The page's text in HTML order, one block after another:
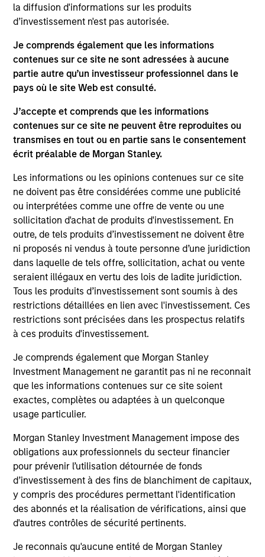
la diffusion d'informations sur les produits
d’investissement n'est pas autorisée.
Je comprends également que les informations
contenues sur ce site ne sont adressées à aucune
partie autre qu’un investisseur professionnel dans le
pays où le site Web est consulté.
J’accepte et comprends que les informations
contenues sur ce site ne peuvent être reproduites ou
transmises en tout ou en partie sans le consentement
écrit préalable de Morgan Stanley.
Les informations ou les opinions contenues sur ce site
ne doivent pas être considérées comme une publicité
ou interprétées comme une offre de vente ou une
sollicitation d'achat de produits d'investissement. En
outre, de tels produits d’investissement ne doivent être
ni proposés ni vendus à toute personne d’une juridiction
dans laquelle de tels offre, sollicitation, achat ou vente
seraient illégaux en vertu des lois de ladite juridiction.
Tous les produits d’investissement sont soumis à des
restrictions détaillées en lien avec l'investissement. Ces
restrictions sont précisées dans les prospectus relatifs
à ces produits d'investissement.
Je comprends également que Morgan Stanley
Investment Management ne garantit pas ni ne reconnait
que les informations contenues sur ce site soient
exactes, complètes ou adaptées à un quelconque
usage particulier.
Morgan Stanley Investment Management impose des
obligations aux professionnels du secteur financier
pour prévenir l’utilisation détournée de fonds
d’investissement à des fins de blanchiment de capitaux,
y compris des procédures permettant l'identification
des abonnés et la réalisation de vérifications, ainsi que
d'autres contrôles de sécurité pertinents.
Je reconnais qu'aucune entité de Morgan Stanley
2026 OUTLOOKS
Commodity Market Outlook: Trends
Driving Optimism in 2026
Discover what key trends are shaping the
commodity sectors in 2026 and setting up an
optimistic outlook for commodities.
May not represent all Team Members.
The information on this page is for informational
purposes only. The information contained herein does
not constitute and should not be construed as an
offering of advisory services or an offer to sell or a
solicitation of an offer to buy any securities in any
jurisdiction in which such offer or solicitation,
purchase or sale would be unlawful under the
securities, insurance or other laws of such jurisdiction.